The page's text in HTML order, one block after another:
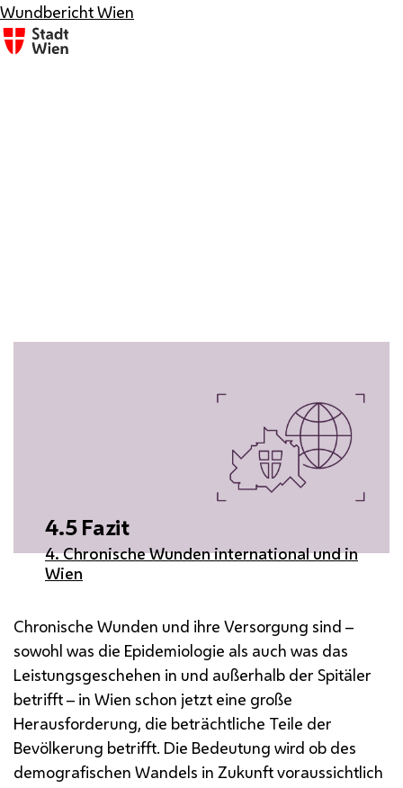
Wundbericht Wien
4.5 Fazit
4. Chronische Wunden international und in
Wien
Chronische Wunden und ihre Versorgung sind –
sowohl was die Epidemiologie als auch was das
Leistungsgeschehen in und außerhalb der Spitäler
betrifft – in Wien schon jetzt eine große
Herausforderung, die beträchtliche Teile der
Bevölkerung betrifft. Die Bedeutung wird ob des
demografischen Wandels in Zukunft voraussichtlich